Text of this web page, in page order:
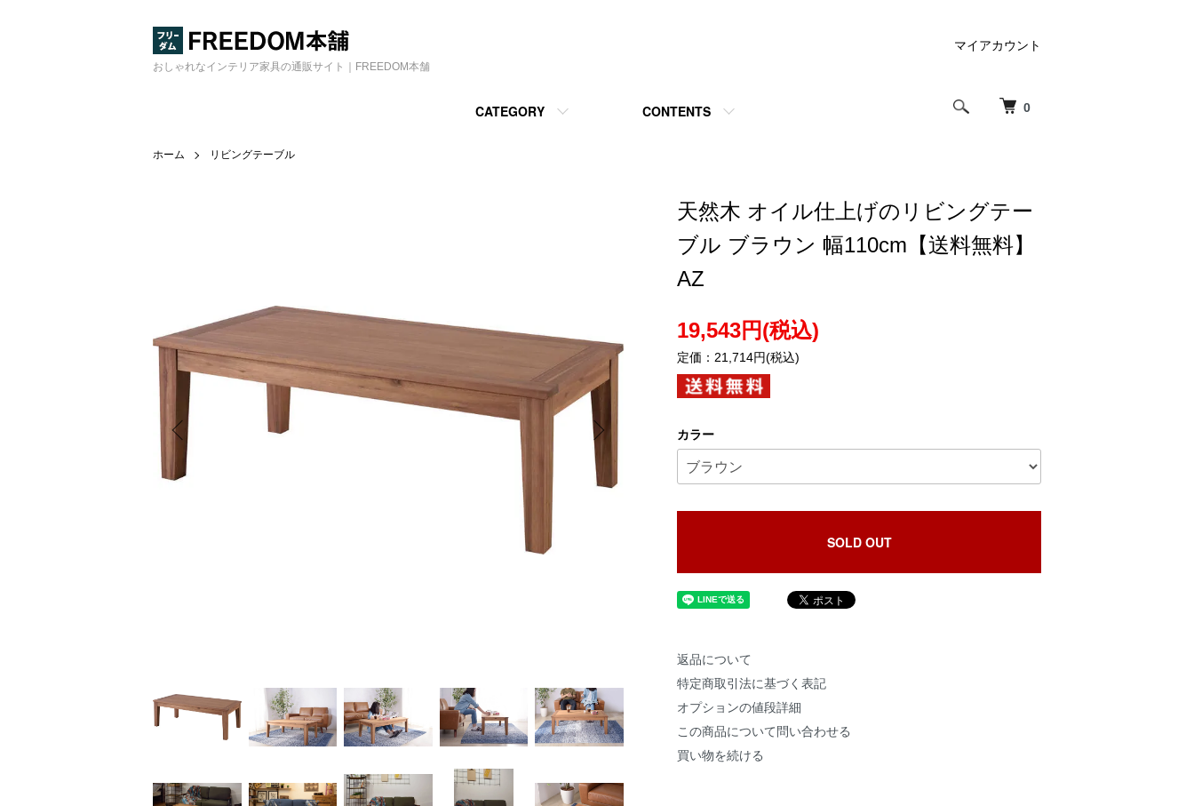
おしゃれなインテリア家具の通販サイト｜FREEDOM本舗
0
CATEGORY CONTENTS
マイアカウント
ホーム リビングテーブル
天然木 オイル仕上げのリビングテー
ブル ブラウン 幅110cm【送料無料】
AZ
19,543円(税込)
定価：21,714円(税込)
カラー
SOLD OUT
返品について
特定商取引法に基づく表記
オプションの値段詳細
この商品について問い合わせる
買い物を続ける